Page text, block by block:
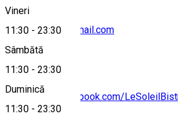
Vineri
11:30 - 23:30
Sâmbătă
11:30 - 23:30
Duminică
11:30 - 23:30
lesoleilbistro@gmail.com
https://www.facebook.com/